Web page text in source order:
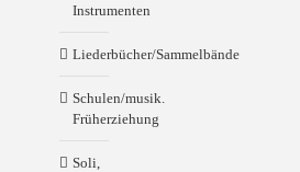
Instrumenten
Liederbücher/Sammelbände
Schulen/musik.
Früherziehung
Soli,